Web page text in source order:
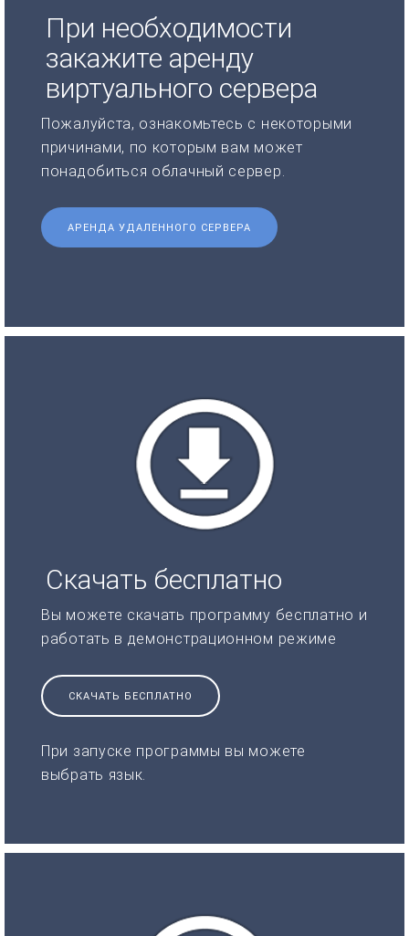
При необходимости
закажите аренду
виртуального сервера
Пожалуйста, ознакомьтесь с некоторыми
причинами, по которым вам может
понадобиться облачный сервер.
АРЕНДА УДАЛЕННОГО СЕРВЕРА
Скачать бесплатно
Вы можете скачать программу бесплатно и
работать в демонстрационном режиме
СКАЧАТЬ БЕСПЛАТНО
При запуске программы вы можете
выбрать язык.